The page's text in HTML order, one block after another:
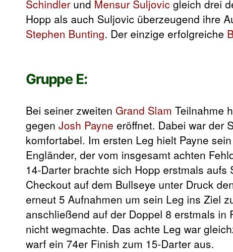
Schindler und Mensur Suljovic gleich drei
Hopp als auch Suljovic überzeugend ihre
Stephen Bunting. Der einzige erfolgreiche
Gruppe E:
Bei seiner zweiten Grand Slam Teilnahme
gegen Josh Payne eröffnet. Dabei war der
komfortabel. Im ersten Leg hielt Payne
Engländer, der vom insgesamt achten
14-Darter brachte sich Hopp erstmals
Checkout auf dem Bullseye unter Druck
erneut 5 Aufnahmen um sein Leg ins Ziel
anschließend auf der Doppel 8 erstmals in
nicht wegmachte. Das achte Leg war
warf ein 74er Finish zum 15-Darter aus.